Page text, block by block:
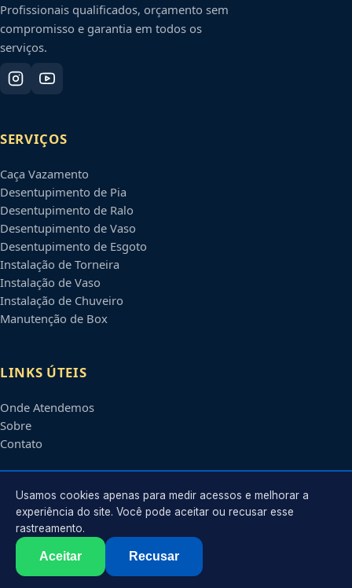
Profissionais qualificados, orçamento sem
compromisso e garantia em todos os
serviços.
SERVIÇOS
Caça Vazamento
Desentupimento de Pia
Desentupimento de Ralo
Desentupimento de Vaso
Desentupimento de Esgoto
Instalação de Torneira
Instalação de Vaso
Instalação de Chuveiro
Manutenção de Box
LINKS ÚTEIS
Onde Atendemos
Sobre
Contato
CONTATO
Atendimento em
contato@encanadoresbauru.com.br
2026 Encanador emBauru
. Todos os direitos reservados.
Usamos cookies apenas para medir acessos e melhorar a
experiência do site. Você pode aceitar ou recusar esse
rastreamento.
Aceitar Recusar